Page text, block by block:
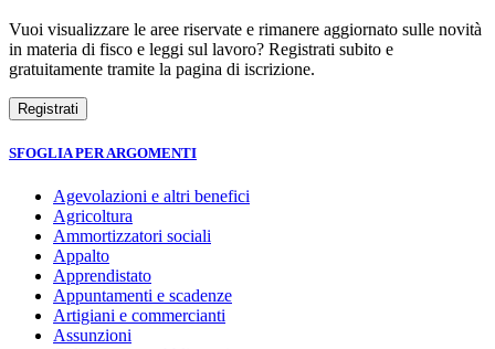
Vuoi visualizzare le aree riservate e rimanere aggiornato sulle novità
in materia di fisco e leggi sul lavoro? Registrati subito e
gratuitamente tramite la pagina di iscrizione.
SFOGLIA PER ARGOMENTI
Agevolazioni e altri benefici
Agricoltura
Ammortizzatori sociali
Appalto
Apprendistato
Appuntamenti e scadenze
Artigiani e commercianti
Assunzioni